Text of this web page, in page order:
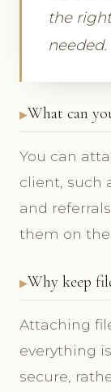
the
needed.
What can
You can
client, such
and
them on the
Why keep
Attaching
everything
secure,